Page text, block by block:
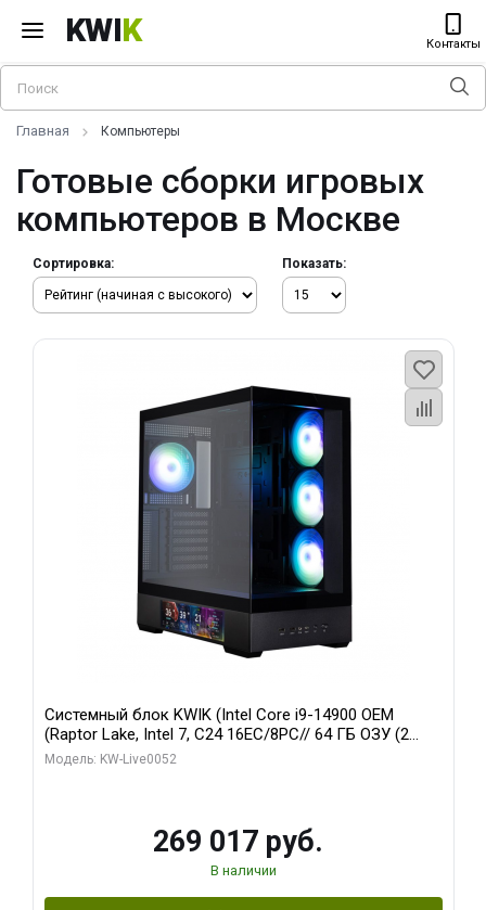
KWIK Контакты
Главная Компьютеры
Готовые сборки игровых
компьютеров в Москве
Сортировка: Показать:
Системный блок KWIK (Intel Core i9-14900 OEM
(Raptor Lake, Intel 7, C24 16EC/8PC// 64 ГБ ОЗУ (2
модуля)/ Palit RTX5080 GAMINGPRO OC 16GB GDDR7
Модель: KW-Live0052
269 017 руб.
В наличии